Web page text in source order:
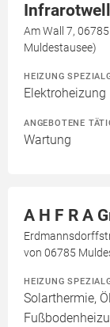
Infrarotwell
Am Wall 7,
Muldestausee)
HEIZUNG
Elektroheizung
ANGEBOTENE
Wartung
A H F R A
von 06785
HEIZUNG
Solarthermie,